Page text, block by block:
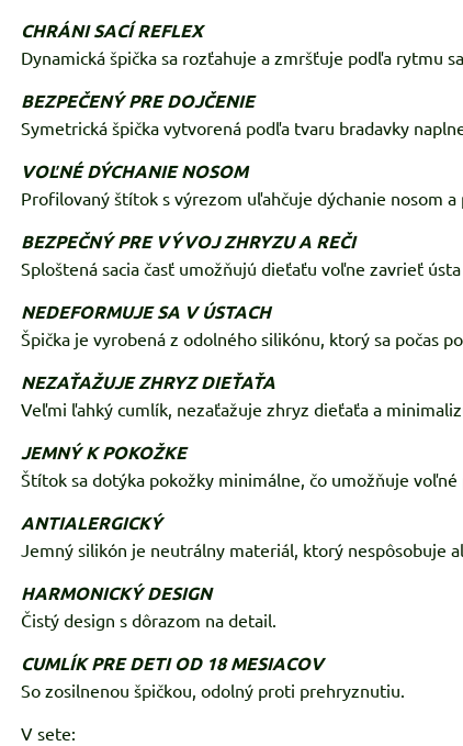
CHRÁNI SACÍ REFLEX
Dynamická špička sa rozťahuje a zmršťuje podľa rytmu
BEZPEČENÝ PRE DOJČENIE
Symetrická špička vytvorená podľa tvaru bradavky
VOĽNÉ DÝCHANIE NOSOM
Profilovaný štítok s výrezom uľahčuje dýchanie nosom
BEZPEČNÝ PRE VÝVOJ ZHRYZU A REČI
Sploštená sacia časť umožňujú dieťaťu voľne zavrieť
NEDEFORMUJE SA V ÚSTACH
Špička je vyrobená z odolného silikónu, ktorý sa počas
NEZAŤAŽUJE ZHRYZ DIEŤAŤA
Veľmi ľahký cumlík, nezaťažuje zhryz dieťaťa a
JEMNÝ K POKOŽKE
Štítok sa dotýka pokožky minimálne, čo umožňuje
ANTIALERGICKÝ
Jemný silikón je neutrálny materiál, ktorý nespôsobuje
HARMONICKÝ DESIGN
Čistý design s dôrazom na detail.
CUMLÍK PRE DETI OD 18 MESIACOV
So zosilnenou špičkou, odolný proti prehryznutiu.
V sete: